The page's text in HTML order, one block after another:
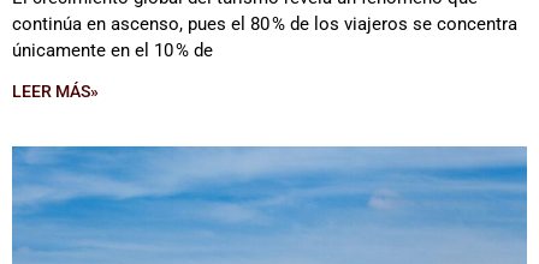
continúa en ascenso, pues el 80 % de los viajeros se concentra
únicamente en el 10 % de
LEER MÁS»